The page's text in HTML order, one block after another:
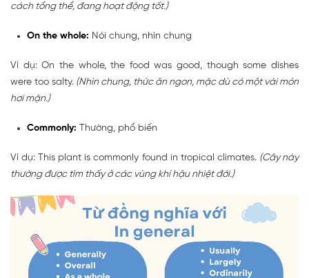
cách tổng thể, đang hoạt động tốt.)
On the whole: Nói chung, nhìn chung
Ví dụ: On the whole, the food was good, though some dishes
were too salty. (Nhìn chung, thức ăn ngon, mặc dù có một vài món
hơi mặn.)
Commonly: Thường, phổ biến
Ví dụ: This plant is commonly found in tropical climates. (Cây này
thường được tìm thấy ở các vùng khí hậu nhiệt đới.)